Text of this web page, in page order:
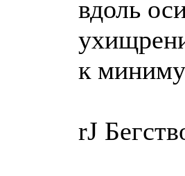
вдоль
к
rJ